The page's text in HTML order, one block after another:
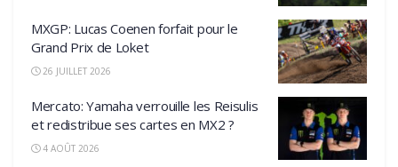
MXGP: Lucas Coenen forfait pour le
Grand Prix de Loket
26 JUILLET 2026
Mercato: Yamaha verrouille les Reisulis
et redistribue ses cartes en MX2 ?
4 AOÛT 2026